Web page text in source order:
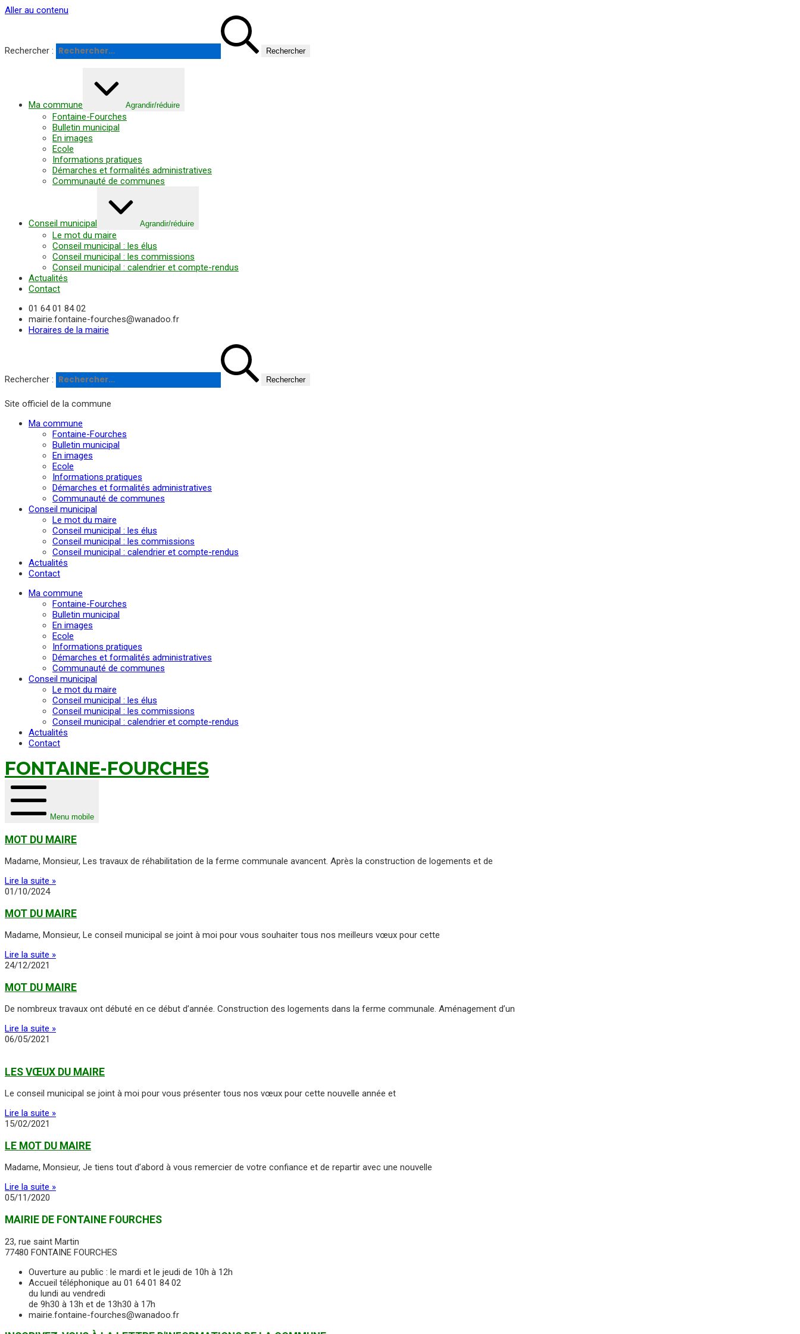
Panneau de gestion des cookies
Aller au contenu
Rechercher :
Ma commune Agrandir/réduire
Fontaine-Fourches
Bulletin municipal
En images
Ecole
Informations pratiques
Démarches et formalités administratives
Communauté de communes
Conseil municipal Agrandir/réduire
Le mot du maire
Conseil municipal : les élus
Conseil municipal : les commissions
Conseil municipal : calendrier et compte-rendus
Actualités
Contact
01 64 01 84 02
mairie.fontaine-fourches@wanadoo.fr
Horaires de la mairie
Rechercher :
Site officiel de la commune
Ma commune
Fontaine-Fourches
Bulletin municipal
En images
Ecole
Informations pratiques
Démarches et formalités administratives
Communauté de communes
Conseil municipal
Le mot du maire
Conseil municipal : les élus
Conseil municipal : les commissions
Conseil municipal : calendrier et compte-rendus
Actualités
Contact
Ma commune
Fontaine-Fourches
Bulletin municipal
En images
Ecole
Informations pratiques
Démarches et formalités administratives
Communauté de communes
Conseil municipal
Le mot du maire
Conseil municipal : les élus
Conseil municipal : les commissions
Conseil municipal : calendrier et compte-rendus
Actualités
Contact
FONTAINE-FOURCHES
Menu mobile
MOT DU MAIRE
Madame, Monsieur, Les travaux de réhabilitation de la ferme communale avancent. Après la construction de logements et de
Lire la suite »
01/10/2024
MOT DU MAIRE
Madame, Monsieur, Le conseil municipal se joint à moi pour vous souhaiter tous nos meilleurs vœux pour cette
Lire la suite »
24/12/2021
MOT DU MAIRE
De nombreux travaux ont débuté en ce début d’année. Construction des logements dans la ferme communale. Aménagement d’un
Lire la suite »
06/05/2021
LES VŒUX DU MAIRE
Le conseil municipal se joint à moi pour vous présenter tous nos vœux pour cette nouvelle année et
Lire la suite »
15/02/2021
LE MOT DU MAIRE
Madame, Monsieur, Je tiens tout d’abord à vous remercier de votre confiance et de repartir avec une nouvelle
Lire la suite »
05/11/2020
MAIRIE DE FONTAINE FOURCHES
23, rue saint Martin
77480 FONTAINE FOURCHES
Ouverture au public : le mardi et le jeudi de 10h à 12h
Accueil téléphonique au 01 64 01 84 02
du lundi au vendredi
de 9h30 à 13h et de 13h30 à 17h
mairie.fontaine-fourches@wanadoo.fr